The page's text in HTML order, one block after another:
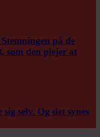
Stemningen på de
som den plejer at
selv. Og det synes